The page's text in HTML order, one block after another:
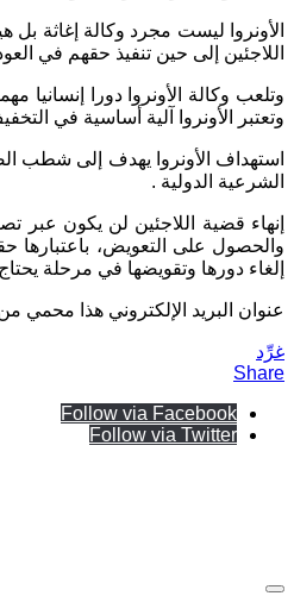
الأونروا ليست مجرد وكالة إغاثة بل
اللاجئين إلى حين تنفيذ حقهم في
وتلعب وكالة الأونروا دورا
وتعتبر الأونروا آلية أساسية في
استهداف الأونروا يهدف إلى شطب
الشرعية الدولية .
إنهاء قضية اللاجئين لن يكون عبر
والحصول على التعويض، باعتبارها
إلغاء دورها وتقويضها في مرحلة
عنوان البريد الإلكتروني هذا محمي
غرِّد
Share
Follow via Facebook
Follow via Twitter